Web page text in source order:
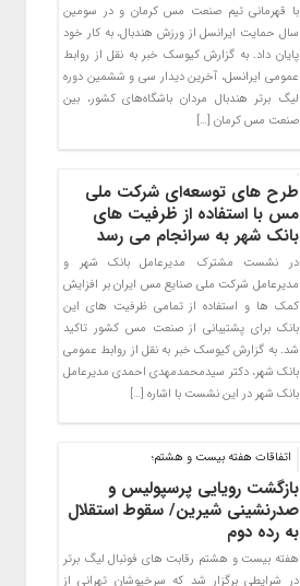
با قهرمانی تیم صنعت مس کرمان و در سومین
سال حمایت ایرانسل از ورزش هندبال، به کار خود
پایان داد. به گزارش کیوسک خبر به نقل از روابط
عمومی ایرانسل، آخرین دیدار سی و ششمین دوره
لیگ برتر هندبال مردان باشگاه‌های کشور، بین
صنعت مس کرمان […]
طرح های توسعه‌ای شرکت ملی
مس با استفاده از ظرفیت های
بانک شهر به سرانجام می رسد
در نشست مشترک مدیرعامل بانک شهر و
مدیرعامل شرکت ملی صنایع مس ایران بر افزایش
کمک ها و استفاده از تمامی ظرفیت های این
بانک برای پشتیبانی از صنعت مس کشور تاکید
شد. به گزارش کیوسک خبر به نقل از روابط عمومی
بانک شهر، دکتر سیدمحمدمهدی احمدی مدیرعامل
بانک شهر در این نشست با اشاره […]
اتفاقات هفته بیست و هشتم؛
بازگشت رویایی پرسپولیس و
صدرنشینی شیرین/ سقوط استقلال
به رده دوم
هفته بیست و هشتم رقابت های فوتبال لیگ برتر
در شرایطی برگزار شد که سرخپوشان تهرانی از